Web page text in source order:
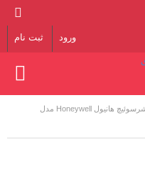
ورود ثبت نام
پرشرسوئیچ هانیول Honeywell مدل